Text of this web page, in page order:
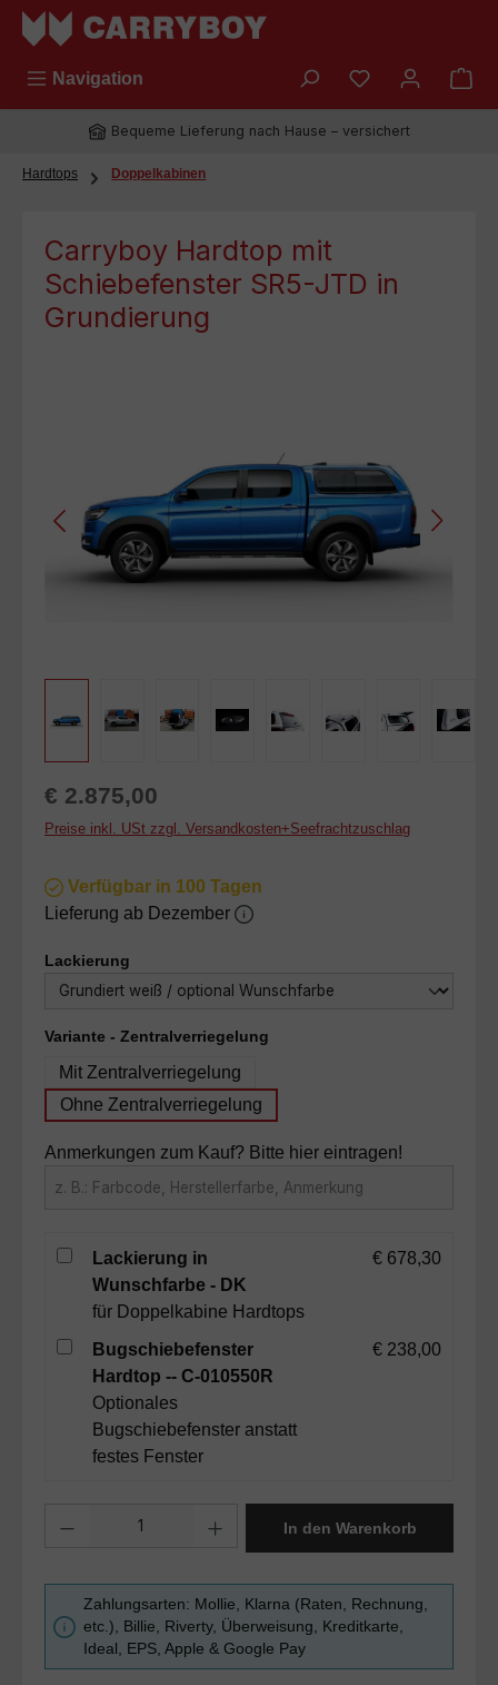
Zum Hauptinhalt springen
Navigation Du hast 0
Bequeme Lieferung nach Hause – versichert
Hardtops Doppelkabinen
Carryboy Hardtop mit
Schiebefenster SR5-JTD in
Grundierung
Regulärer Preis:
€ 2.875,00
Preise inkl. USt zzgl. Versandkosten+Seefrachtzuschlag
Verfügbar in 100 Tagen
Lieferung ab Dezember
Lackierung
Variante - Zentralverriegelung
Mit Zentralverriegelung
Ohne Zentralverriegelung
Anmerkungen zum Kauf? Bitte hier eintragen!
Lackierung in
Wunschfarbe - DK
für Doppelkabine Hardtops
€ 678,30
Bugschiebefenster
Hardtop -- C-010550R
Optionales
Bugschiebefenster anstatt
festes Fenster
€ 238,00
In den Warenkorb
Zahlungsarten: Mollie, Klarna (Raten, Rechnung,
etc.), Billie, Riverty, Überweisung, Kreditkarte,
Ideal, EPS, Apple & Google Pay